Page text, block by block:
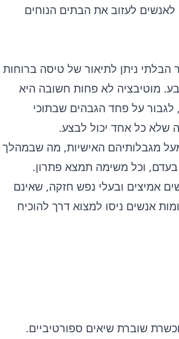
לעזוב את הבתים הנוחים
הבלתי ניתן לתיאור של טיסה ברוחות
מוטיבציה לא פחות חשובה היא
לגבור על פחד הגבהים שבתוכי
שלא כל אחד יכול לבצע.
מגבלותיהם האישיות, מה שבמהלך
וכל משימה תמצא פתרון.
אמיצים ובעלי נפש חזקה, שאינם
אנשים ניסו למצוא דרך להוכיח
שוברת שיאים ספורטיביים.